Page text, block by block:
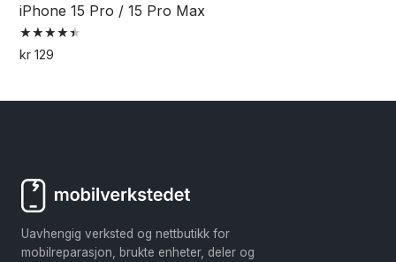
iPhone 15 Pro / 15 Pro Max
Vurdert
4.50
kr 129
Uavhengig verksted og nettbutikk for
mobilreparasjon, brukte enheter, deler og